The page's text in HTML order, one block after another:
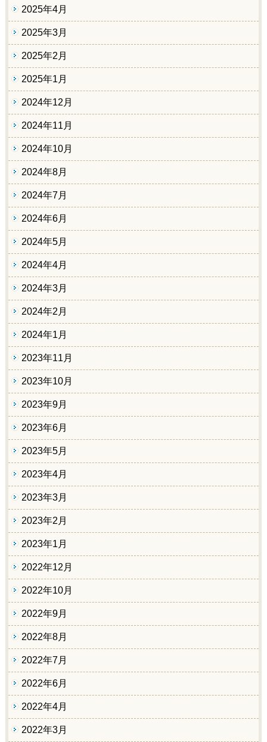
2025年4月
2025年3月
2025年2月
2025年1月
2024年12月
2024年11月
2024年10月
2024年8月
2024年7月
2024年6月
2024年5月
2024年4月
2024年3月
2024年2月
2024年1月
2023年11月
2023年10月
2023年9月
2023年6月
2023年5月
2023年4月
2023年3月
2023年2月
2023年1月
2022年12月
2022年10月
2022年9月
2022年8月
2022年7月
2022年6月
2022年4月
2022年3月